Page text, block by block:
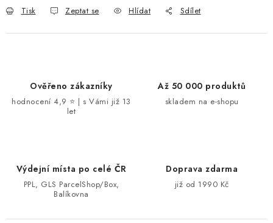
Tisk Zeptat se Hlídat Sdílet
Ověřeno zákazníky
hodnocení 4,9 ⭐ | s Vámi již 13
let
Až 50 000 produktů
skladem na e-shopu
Výdejní místa po celé ČR
PPL, GLS ParcelShop/Box,
Balíkovna
Doprava zdarma
již od 1990 Kč